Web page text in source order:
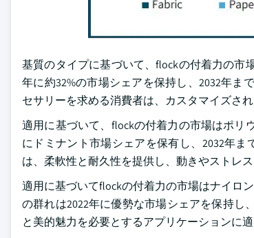
基質のタイプに基づいて、flockの付着力の市
年に約32%の市場シェアを保持し、2032年ま
セサリーを求める消費者は、カスタマイズさ
適用に基づいて、flockの付着力の市場はポリ
にドミナント市場シェアを保有し、2032年ま
は、柔軟性と耐久性を提供し、動きやストレ
適用に基づいてflockの付着力の市場はナイロ
の群れは2022年に優勢な市場シェアを保持し
と美的魅力を必要とするアプリケーションに